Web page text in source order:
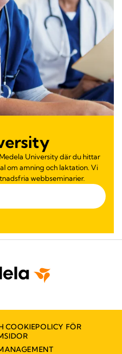
University där du hittar
om amning och laktation. Vi
webbseminarier.
COOKIEPOLICY FÖR